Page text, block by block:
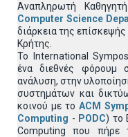
Αναπληρωτή
Computer Science
διάρκεια της
Κρήτης.
Το International
ένα διεθνές φόρουμ
ανάλυση, στην
συστημάτων και
κοινού με το ACM
Computing - PODC) το
Computing που πήρε